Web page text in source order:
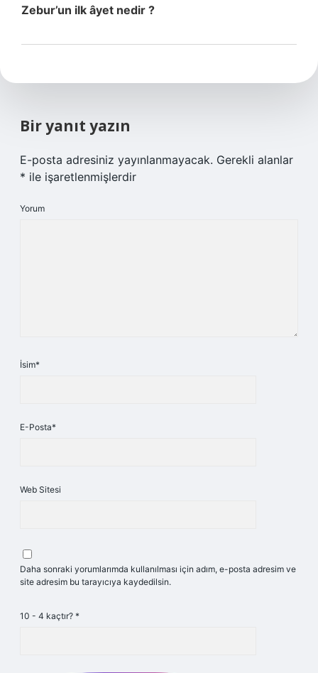
Zebur’un ilk âyet nedir ?
Bir yanıt yazın
E-posta adresiniz yayınlanmayacak. Gerekli alanlar
* ile işaretlenmişlerdir
Yorum
İsim*
E-Posta*
Web Sitesi
Daha sonraki yorumlarımda kullanılması için adım, e-posta adresim ve
site adresim bu tarayıcıya kaydedilsin.
10 - 4 kaçtır? *